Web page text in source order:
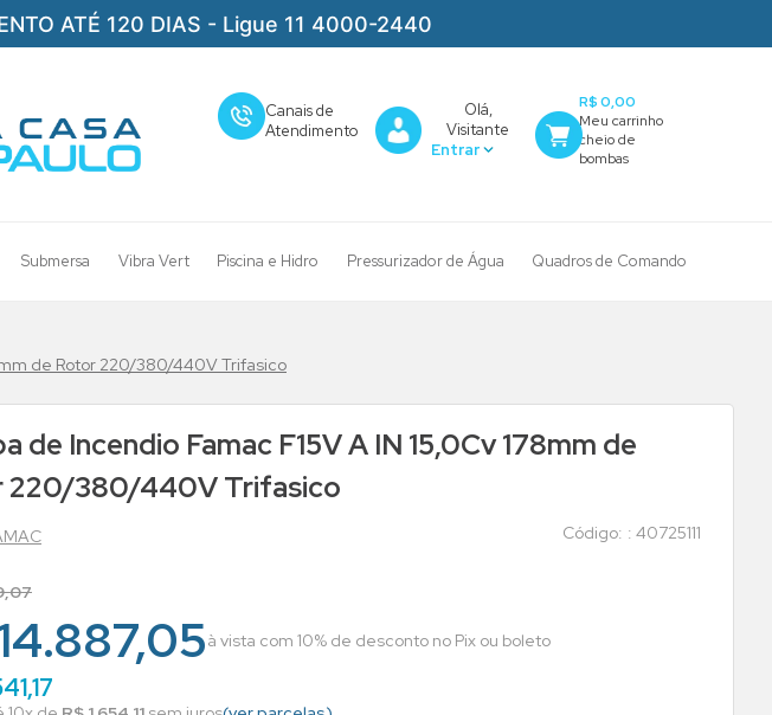
ATÉ 120 DIAS - Ligue 11 4000-2440
Canais de
Atendimento
Olá,
Visitante
R$ 0,00
Submersa Vibra Vert Piscina e Hidro Pressurizador de Água Quadros de Comando
de Rotor 220/380/440V Trifasico
de Incendio Famac F15V A IN 15,0Cv 178mm de
220/380/440V Trifasico
: 40725111
,07
à vista com 10% de desconto no Pix ou boleto
,17